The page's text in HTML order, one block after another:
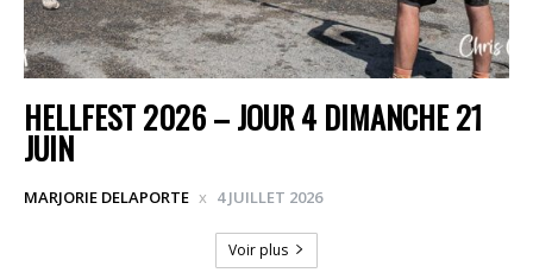
HELLFEST 2026 – JOUR 4 DIMANCHE 21
JUIN
MARJORIE DELAPORTE 4 JUILLET 2026
Voir plus